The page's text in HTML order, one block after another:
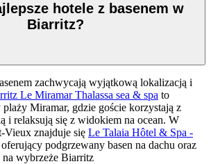
hotele z basenem w
Biarritz?
zachwycają wyjątkową lokalizacją i
Le Miramar Thalassa sea & spa to
Miramar, gdzie goście korzystają z
i relaksują się z widokiem na ocean. W
Vieux znajduje się Le Talaia Hôtel & Spa -
oferujący podgrzewany basen na dachu oraz
wybrzeże Biarritz